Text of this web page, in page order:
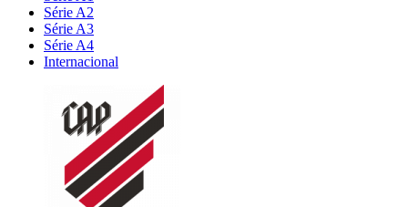
Série A2
Série A3
Série A4
Internacional